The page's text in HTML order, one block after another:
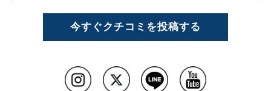
今すぐクチコミを投稿する